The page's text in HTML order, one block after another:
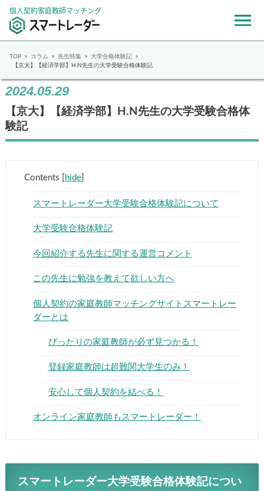
個人契約家庭教師マッチング
▶
TOP コラム 先生特集
大学合格体験記
【京大】【経済学部】H.N先生の大学受験合格体験記
2024.05.29
【京大】【経済学部】H.N先生の大学受験合格体
験記
Contents hide]
スマートレーダー大学受験合格体験記について
大学受験合格体験記
今回紹介する先生に関する運営コメント
この先生に勉強を教えて欲しい方へ
個人契約の家庭教師マッチングサイトスマートレー
ダーとは
ぴったりの家庭教師が必ず見つかる！
登録家庭教師は超難関大学生のみ！
安心して個人契約を結べる！
オンライン家庭教師もスマートレーダー！
スマートレーダー大学受験合格体験記につい